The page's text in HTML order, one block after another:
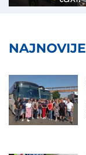
NAJNOVIJE